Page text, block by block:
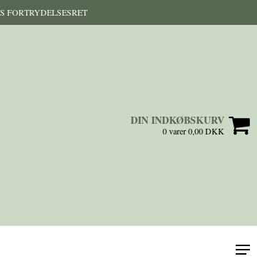
FORTRYDELSESRET
DIN INDKØBSKURV
0 varer 0,00 DKK